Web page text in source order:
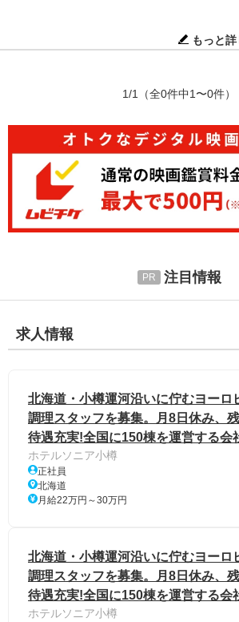
もっと
1/1 （全0件中1〜0件）
注目情報
求人情報
北海道・小樽運河沿いに佇むヨーロ
調理スタッフを募集。月8日休み、
待遇充実!全国に150棟を運営する会
ホテルソニア小樽
正社員
北海道
月給22万円～30万円
北海道・小樽運河沿いに佇むヨーロ
調理スタッフを募集。月8日休み、
待遇充実!全国に150棟を運営する会
ホテルソニア小樽